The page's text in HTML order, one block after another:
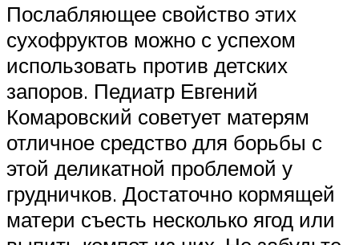
Послабляющее свойство этих
сухофруктов можно с успехом
использовать против детских
запоров. Педиатр Евгений
Комаровский советует матерям
отличное средство для борьбы с
этой деликатной проблемой у
грудничков. Достаточно кормящей
матери съесть несколько ягод или